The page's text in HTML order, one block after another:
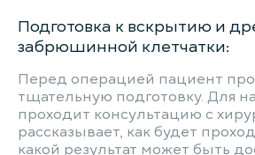
Подготовка к вскрытию и
забрюшинной клетчатки:
Перед операцией пациент
тщательную подготовку. Для
проходит консультацию с
рассказывает, как будет
какой результат может быть